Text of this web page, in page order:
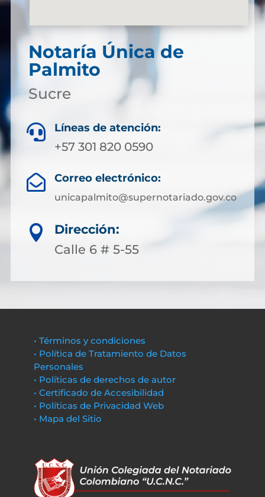
Notaría Única de
Palmito
Sucre
 Líneas de atención:
+57 301 820 0590
 Correo electrónico:
unicapalmito@supernotariado.gov.co

Dirección:
Calle 6 # 5-55
• Términos y condiciones
• Política de Tratamiento de Datos
Personales
• Políticas de derechos de autor
• Certificado de Accesibilidad
• Políticas de Privacidad Web
• Mapa del Sitio